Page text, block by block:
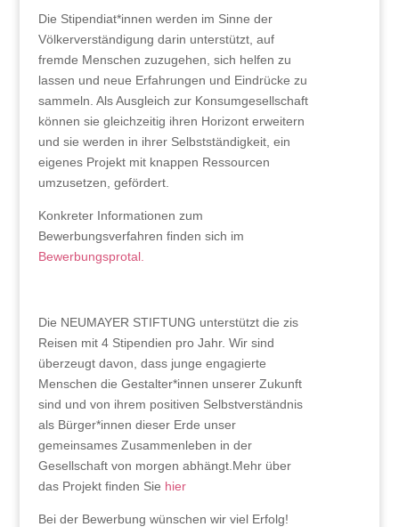
Die Stipendiat*innen werden im Sinne der
Völkerverständigung darin unterstützt, auf
fremde Menschen zuzugehen, sich helfen zu
lassen und neue Erfahrungen und Eindrücke zu
sammeln. Als Ausgleich zur Konsumgesellschaft
können sie gleichzeitig ihren Horizont erweitern
und sie werden in ihrer Selbstständigkeit, ein
eigenes Projekt mit knappen Ressourcen
umzusetzen, gefördert.
Konkreter Informationen zum
Bewerbungsverfahren finden sich im
Bewerbungsprotal.
Die NEUMAYER STIFTUNG unterstützt die zis
Reisen mit 4 Stipendien pro Jahr. Wir sind
überzeugt davon, dass junge engagierte
Menschen die Gestalter*innen unserer Zukunft
sind und von ihrem positiven Selbstverständnis
als Bürger*innen dieser Erde unser
gemeinsames Zusammenleben in der
Gesellschaft von morgen abhängt.Mehr über
das Projekt finden Sie hier
Bei der Bewerbung wünschen wir viel Erfolg!